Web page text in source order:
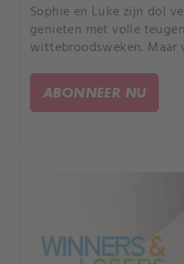
Sophie en Luke zijn dol
genieten met volle
wittebroodsweken. Maar
verwerken, begint Sophie
hun recente gefeest.
ABONNEER NU